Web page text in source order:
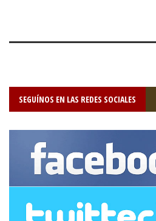
SEGUÍNOS EN LAS REDES SOCIALES